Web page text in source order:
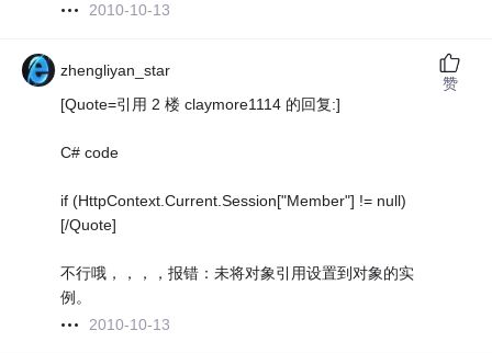
2010-10-13
zhengliyan_star
[Quote=引用 2 楼 claymore1114 的回复:]
C# code
if (HttpContext.Current.Session["Member"] != null)
[/Quote]
不行哦，，，，报错：未将对象引用设置到对象的实
例。
2010-10-13
赞